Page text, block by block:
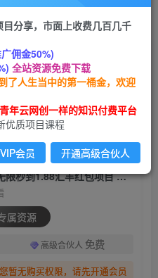
码无限秒到1.88汇丰红
活动到年底
关注 私信
（7232期）外面收费188接码无限秒到1.88汇丰红包项目 每天每个支付宝18.88 活动到年底
属资源
高级合伙人 免费
您暂无购买权限，请先开通会员
分享，市面上收费几百几千
佣金50%)
全站资源免费下载
了人生当中的第一桶金，欢迎
年云网创一样的知识付费平台
优质项目课程
会员 开通高级合伙人